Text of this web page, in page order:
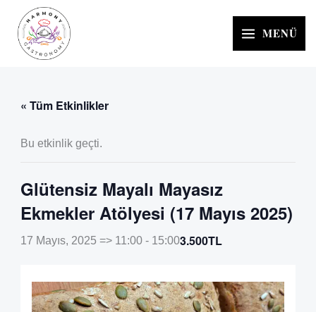
İçeriğe
MENÜ
« Tüm Etkinlikler
Bu etkinlik geçti.
Glütensiz Mayalı Mayasız
Ekmekler Atölyesi (17 Mayıs 2025)
17 Mayıs, 2025 => 11:00- 15:003.500TL